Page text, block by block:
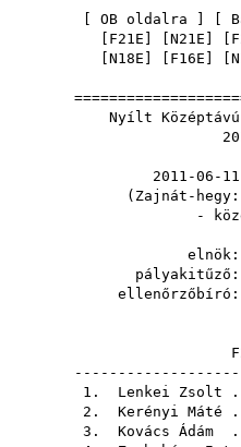
OB oldalra
F21E N21E
N18E F16E
Nyílt Középtávú
2011-06-
(Zajnát-hegy:
-
elnök:
pályakitűző:
ellenőrzőbíró:
1. Lenkei Zsolt
2. Kerényi Máté
3. Kovács Ádám .